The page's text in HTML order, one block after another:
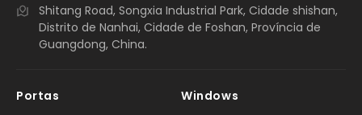
Shitang Road, Songxia Industrial Park, Cidade shishan,
Distrito de Nanhai, Cidade de Foshan, Província de
Guangdong, China.
Portas Windows